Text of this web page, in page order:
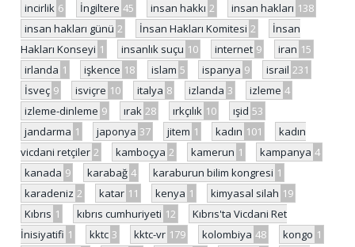
incirlik 6 İngiltere 45 insan hakkı 2 insan hakları 138
insan hakları günü 2 İnsan Hakları Komitesi 2
İnsan
Hakları Konseyi 1 insanlık suçu 10 internet 9 iran 15
irlanda 1 işkence 18 islam 5 ispanya 9 israil 231
İsveç 9 isviçre 10 italya 8 izlanda 3 izleme 4
izleme-dinleme 9 ırak 28 ırkçılık 10 ışid 53
jandarma 1 japonya 37 jitem 1 kadın 101
kadın
vicdani retçiler 2 kamboçya 2 kamerun 1 kampanya 4
kanada 9 karabağ 4 karaburun bilim kongresi 1
karadeniz 2 katar 11 kenya 1 kimyasal silah 19
Kıbrıs 1 kıbrıs cumhuriyeti 12
Kıbrıs'ta Vicdani Ret
İnisiyatifi 1 kktc 3 kktc-vr 179 kolombiya 48 kongo 1